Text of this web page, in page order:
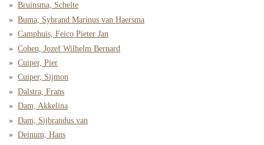
Bruinsma, Schelte
Buma, Sybrand Marinus van Haersma
Camphuis, Feico Pieter Jan
Cohen, Jozef Wilhelm Bernard
Cuiper, Pier
Cuiper, Sijmon
Dalstra, Frans
Dam, Akkelina
Dam, Sijbrandus van
Deinum, Hans